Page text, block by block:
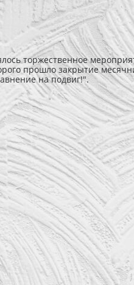
торжественное
прошло закрытие
на подвиг!".